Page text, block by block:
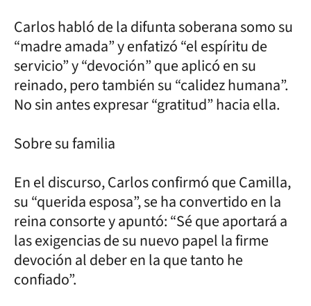
Carlos habló de la difunta soberana somo su
“madre amada” y enfatizó “el espíritu de
servicio” y “devoción” que aplicó en su
reinado, pero también su “calidez humana”.
No sin antes expresar “gratitud” hacia ella.
Sobre su familia
En el discurso, Carlos confirmó que Camilla,
su “querida esposa”, se ha convertido en la
reina consorte y apuntó: “Sé que aportará a
las exigencias de su nuevo papel la firme
devoción al deber en la que tanto he
confiado”.